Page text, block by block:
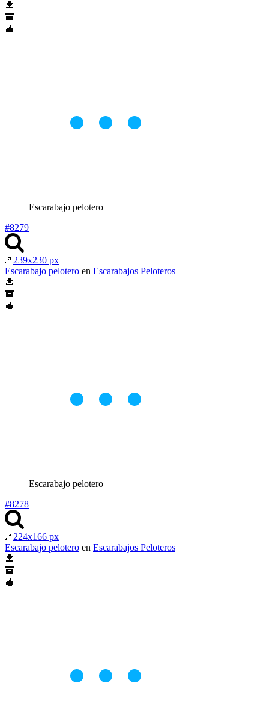
Escarabajo pelotero
#8279
239x230 px
Escarabajo pelotero en Escarabajos Peloteros
Escarabajo pelotero
#8278
224x166 px
Escarabajo pelotero en Escarabajos Peloteros